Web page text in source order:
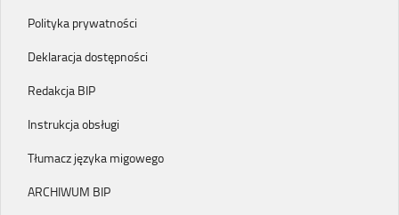
Polityka prywatności
Deklaracja dostępności
Redakcja BIP
Instrukcja obsługi
Tłumacz języka migowego
ARCHIWUM BIP